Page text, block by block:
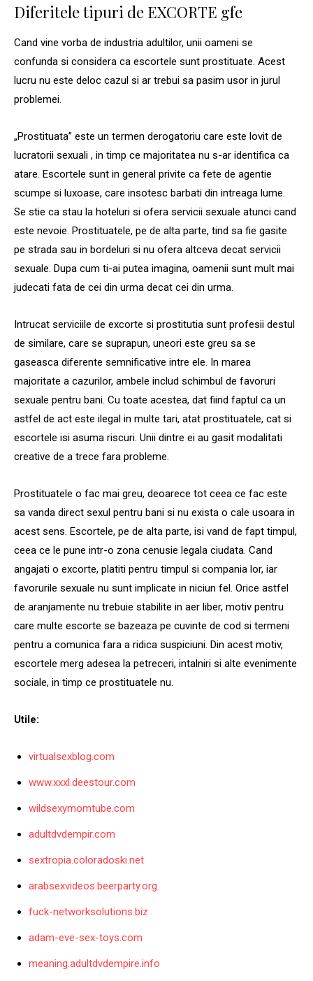
Diferitele tipuri de EXCORTE gfe
Cand vine vorba de industria adultilor, unii oameni se
confunda si considera ca escortele sunt prostituate. Acest
lucru nu este deloc cazul si ar trebui sa pasim usor in jurul
problemei.
„Prostituata” este un termen derogatoriu care este lovit de
lucratorii sexuali , in timp ce majoritatea nu s-ar identifica ca
atare. Escortele sunt in general privite ca fete de agentie
scumpe si luxoase, care insotesc barbati din intreaga lume.
Se stie ca stau la hoteluri si ofera servicii sexuale atunci cand
este nevoie. Prostituatele, pe de alta parte, tind sa fie gasite
pe strada sau in bordeluri si nu ofera altceva decat servicii
sexuale. Dupa cum ti-ai putea imagina, oamenii sunt mult mai
judecati fata de cei din urma decat cei din urma.
Intrucat serviciile de excorte si prostitutia sunt profesii destul
de similare, care se suprapun, uneori este greu sa se
gaseasca diferente semnificative intre ele. In marea
majoritate a cazurilor, ambele includ schimbul de favoruri
sexuale pentru bani. Cu toate acestea, dat fiind faptul ca un
astfel de act este ilegal in multe tari, atat prostituatele, cat si
escortele isi asuma riscuri. Unii dintre ei au gasit modalitati
creative de a trece fara probleme.
Prostituatele o fac mai greu, deoarece tot ceea ce fac este
sa vanda direct sexul pentru bani si nu exista o cale usoara in
acest sens. Escortele, pe de alta parte, isi vand de fapt timpul,
ceea ce le pune intr-o zona cenusie legala ciudata. Cand
angajati o excorte, platiti pentru timpul si compania lor, iar
favorurile sexuale nu sunt implicate in niciun fel. Orice astfel
de aranjamente nu trebuie stabilite in aer liber, motiv pentru
care multe escorte se bazeaza pe cuvinte de cod si termeni
pentru a comunica fara a ridica suspiciuni. Din acest motiv,
escortele merg adesea la petreceri, intalniri si alte evenimente
sociale, in timp ce prostituatele nu.
Utile:
virtualsexblog.com
www.xxxl.deestour.com
wildsexymomtube.com
adultdvdempir.com
sextropia.coloradoski.net
arabsexvideos.beerparty.org
fuck-networksolutions.biz
adam-eve-sex-toys.com
meaning.adultdvdempire.info